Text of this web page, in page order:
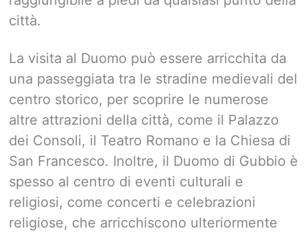
città.
La visita al Duomo può essere arricchita da
una passeggiata tra le stradine medievali del
centro storico, per scoprire le numerose
altre attrazioni della città, come il Palazzo
dei Consoli, il Teatro Romano e la Chiesa di
San Francesco. Inoltre, il Duomo di Gubbio è
spesso al centro di eventi culturali e
religiosi, come concerti e celebrazioni
religiose, che arricchiscono ulteriormente